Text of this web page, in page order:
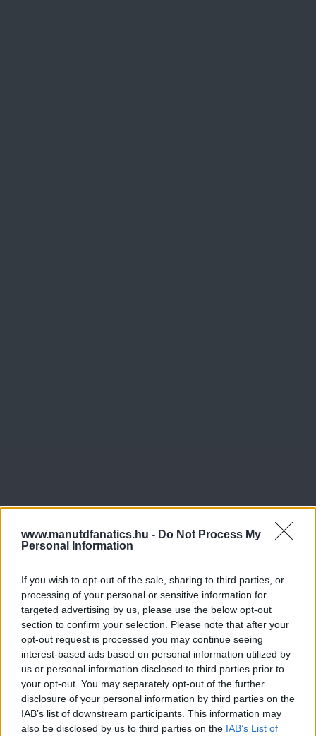
www.manutdfanatics.hu - Do Not Process My
Personal Information
If you wish to opt-out of the sale, sharing to third parties, or
processing of your personal or sensitive information for
targeted advertising by us, please use the below opt-out
section to confirm your selection. Please note that after your
opt-out request is processed you may continue seeing
interest-based ads based on personal information utilized by
us or personal information disclosed to third parties prior to
your opt-out. You may separately opt-out of the further
disclosure of your personal information by third parties on the
IAB’s list of downstream participants. This information may
also be disclosed by us to third parties on the IAB’s List of